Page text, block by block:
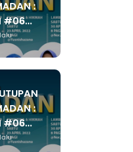
:
#06...
:
#06...